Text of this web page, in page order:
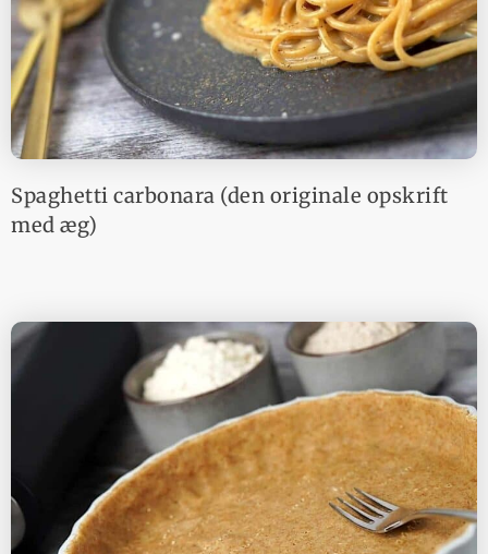
Spaghetti carbonara (den originale opskrift
med æg)